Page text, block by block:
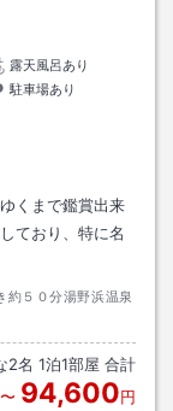
露天風呂あり
駐車場あり
くまで鑑賞出来
ており、特に名
約５０分湯野浜温泉
2名 1泊1部屋 合計
〜 94,600円